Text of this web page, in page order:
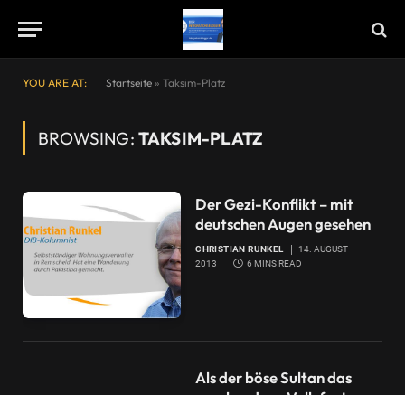
YOU ARE AT: Startseite » Taksim-Platz
BROWSING: TAKSIM-PLATZ
Der Gezi-Konflikt – mit
deutschen Augen gesehen
CHRISTIAN RUNKEL
14. AUGUST
2013
6 MINS READ
Als der böse Sultan das